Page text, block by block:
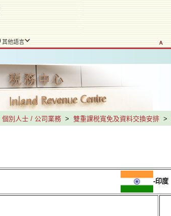
其他語言
個別人士 / 公司業務 > 雙重課税寬免及資料交換安排 >
-印度